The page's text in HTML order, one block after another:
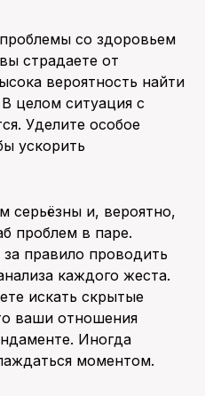
со здоровьем
страдаете от
вероятность найти
целом ситуация с
Уделите особое
ускорить
серьёзны и, вероятно,
проблем в паре.
за правило проводить
каждого жеста.
искать скрытые
ваши отношения
Иногда
моментом.